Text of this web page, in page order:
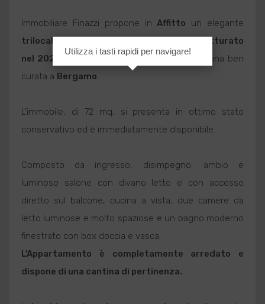
Immobiliare Finazzi propone inAffitto un elegante
trilocale completamente arredato e ristrutturato
nel 2026
situato al primo piano di una palazzina ben
curata a Bergamo.
L'immobile, di 72 mq, si presenta in ottimo stato
conservativo ed è immediatamente disponibile.
Composto da ingresso, disimpegno, ambio e
luminoso salone con divano letto e con accesso
diretto sul balcone, cucina a vista, due camere da
letto luminose e molto spaziose e un bagno moderno
finestrato con box doccia e vasca.
L'Appartamento è completamente arredato e
dispone di una cantina di pertinenza.
Utilizza i tasti rapidi per navigare!